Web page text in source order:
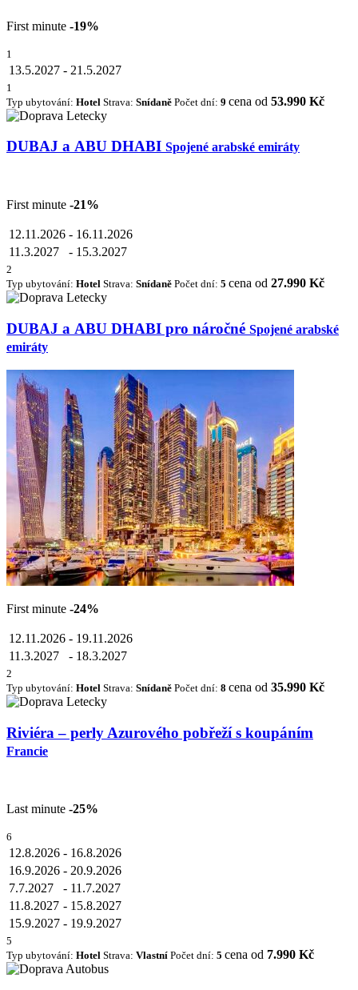
First minute -19%
1
13.5.2027 - 21.5.2027
1
Typ ubytování: Hotel Strava: Snídaně Počet dní: 9 cena od 53.990 Kč
DUBAJ a ABU DHABI Spojené arabské emiráty
First minute -21%
12.11.2026 - 16.11.2026
11.3.2027
- 15.3.2027
2
Typ ubytování: Hotel Strava: Snídaně Počet dní: 5 cena od 27.990 Kč
DUBAJ a ABU DHABI pro náročné Spojené arabské
emiráty
First minute -24%
12.11.2026 - 19.11.2026
11.3.2027
- 18.3.2027
2
Typ ubytování: Hotel Strava: Snídaně Počet dní: 8 cena od 35.990 Kč
Riviéra – perly Azurového pobřeží s koupáním
Francie
Last minute -25%
6
12.8.2026 - 16.8.2026
16.9.2026 - 20.9.2026
7.7.2027
- 11.7.2027
11.8.2027 - 15.8.2027
15.9.2027 - 19.9.2027
5
Typ ubytování: Hotel Strava: Vlastní Počet dní: 5 cena od 7.990 Kč